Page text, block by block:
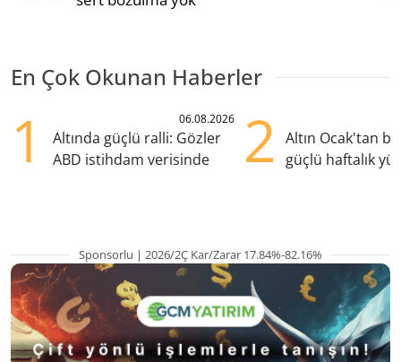
En Çok Okunan Haberler
1 06.08.2026
Altında güçlü ralli: Gözler
ABD istihdam verisinde
2
Altın Ocak'tan
güçlü haftalık
Sponsorlu | 2026/2Ç Kar/Zarar 17.84%-82.16%